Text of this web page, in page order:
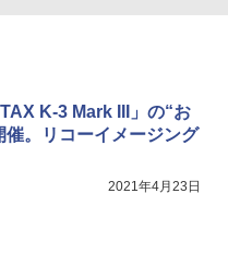
K-3 Mark III」の“お
催。リコーイメージング
2021年4月23日